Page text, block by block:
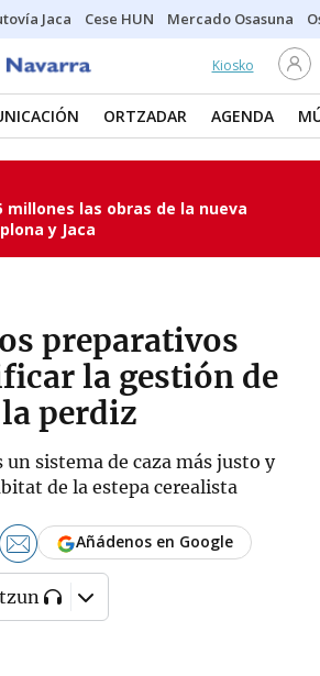
Jaca Cese HUN Mercado Osasuna
Kiosko
ORTZADAR AGENDA
millones las obras de la nueva
y Jaca
preparativos
la gestión de
perdiz
un sistema de caza más justo y
de la estepa cerealista
Añádenos en Google